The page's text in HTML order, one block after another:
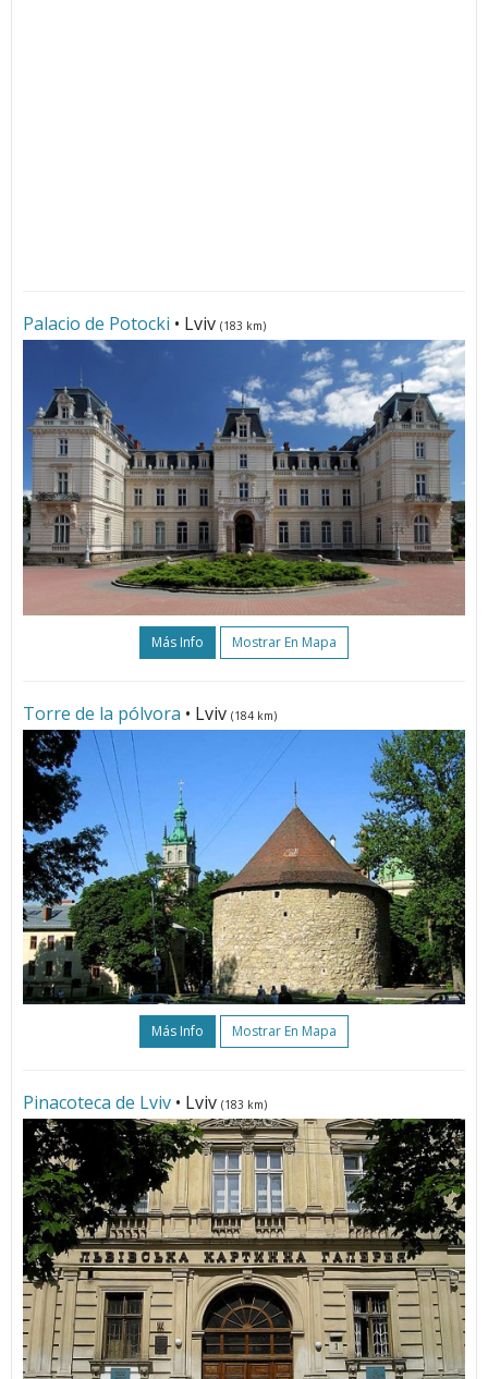
Palacio de Potocki • Lviv (183 km)
Más Info Mostrar En Mapa
Torre de la pólvora • Lviv (184 km)
Más Info Mostrar En Mapa
Pinacoteca de Lviv • Lviv (183 km)